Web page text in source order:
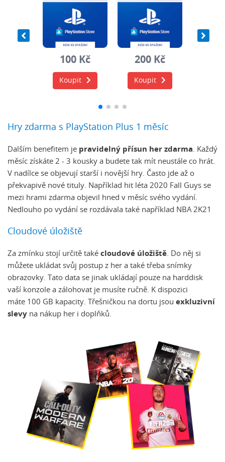
100 Kč
Koupit
200 Kč
Koupit
Hry zdarma s PlayStation Plus 1 měsíc
Dalším benefitem je pravidelný přísun her zdarma . Každý
měsíc získáte 2 - 3 kousky a budete tak mít neustále co hrát.
V nadílce se objevují starší i novější hry. Často jde až o
překvapivě nové tituly. Například hit léta 2020 Fall Guys se
mezi hrami zdarma objevil hned v měsíc svého vydání.
Nedlouho po vydání se rozdávala také například NBA 2K21
Cloudové úložiště
Za zmínku stojí určitě také cloudové úložiště . Do něj si
můžete ukládat svůj postup z her a také třeba snímky
obrazovky. Tato data se jinak ukládají pouze na harddisk
vaší konzole a zálohovat je musíte ručně. K dispozici
máte 100 GB kapacity. Třešničkou na dortu jsou exkluzivní
slevy na nákup her i doplňků.